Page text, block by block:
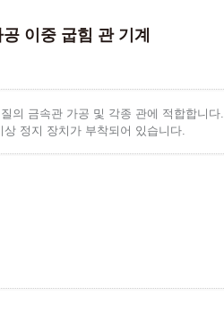
이중 굽힘 관 기계
의 금속관 가공 및 각종 관에 적합합니
상 정지 장치가 부착되어 있습니다.